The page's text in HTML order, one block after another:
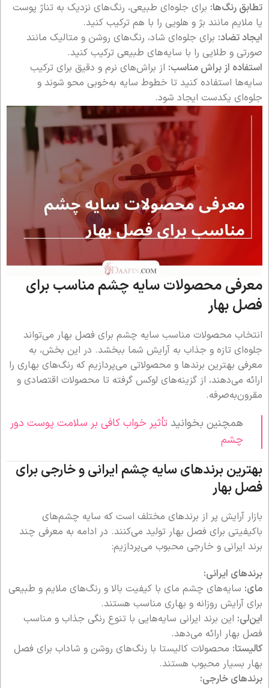
تطابق رنگ‌ها: برای جلوه‌ای طبیعی، رنگ‌های نزدیک به تناژ پوست
یا ملایم مانند بژ و هلویی را با هم ترکیب کنید.
ایجاد تضاد: برای جلوه‌ای شاد، رنگ‌های روشن و متالیک مانند
صورتی و طلایی را با سایه‌های طبیعی ترکیب کنید.
استفاده از براش مناسب: از براش‌های نرم و دقیق برای ترکیب
سایه‌ها استفاده کنید تا خطوط سایه به‌خوبی محو شوند و
جلوه‌ای یکدست ایجاد شود.
معرفی محصولات سایه چشم مناسب برای
فصل بهار
انتخاب محصولات مناسب سایه چشم برای فصل بهار می‌تواند
جلوه‌ای تازه و جذاب به آرایش شما ببخشد. در این بخش، به
معرفی بهترین برندها و محصولاتی می‌پردازیم که رنگ‌های بهاری را
ارائه می‌دهند، از گزینه‌های لوکس گرفته تا محصولات اقتصادی و
مقرون‌به‌صرفه.
همچنین بخوانیدتأثیر خواب کافی بر سلامت پوست دور
چشم
بهترین برندهای سایه چشم ایرانی و خارجی برای
فصل بهار
بازار آرایش پر از برندهای مختلف است که سایه چشم‌های
باکیفیتی برای فصل بهار تولید می‌کنند. در ادامه به معرفی چند
برند ایرانی و خارجی محبوب می‌پردازیم:
برندهای ایرانی:
مای: سایه‌های چشم مای با کیفیت بالا و رنگ‌های ملایم و طبیعی
برای آرایش روزانه و بهاری مناسب هستند.
این‌لی: این برند ایرانی سایه‌هایی با تنوع رنگی جذاب و مناسب
فصل بهار ارائه می‌دهد.
کالیستا: محصولات کالیستا با رنگ‌های روشن و شاداب برای فصل
بهار بسیار محبوب هستند.
برندهای خارجی: